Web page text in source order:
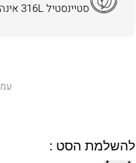
סטיינסטיל 316L אינה משחירה ואינה מגרה את העור.
להשלמת הסט :